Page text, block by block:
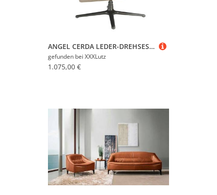
ANGEL CERDA LEDER-DREHSESSEL Taupe 76x100x90 cm
gefunden bei XXXLutz
1.075,00 €